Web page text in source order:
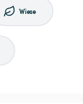
Wiese